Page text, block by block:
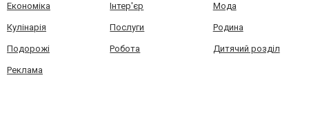
Економіка Інтер'єр Мода
Кулінарія Послуги Родина
Подорожі Робота Дитячий розділ
Реклама